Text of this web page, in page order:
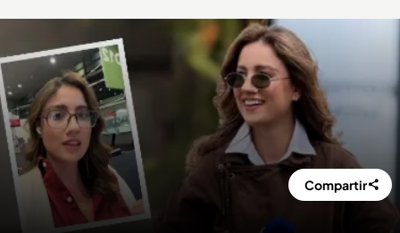
Compartir